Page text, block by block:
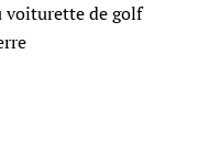
voiturette de golf